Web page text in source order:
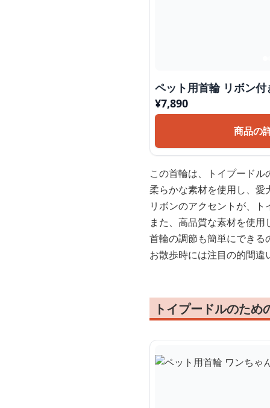
ペット用首
¥7,890
商品の
この首輪は、トイプード
柔らかな素材を使用し、
リボンのアクセントが、
また、高品質な素材を使
首輪の調節も簡単にでき
お散歩時には注目の的間
トイプードルのた